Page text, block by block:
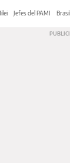
Jefes del PAMI Brasil